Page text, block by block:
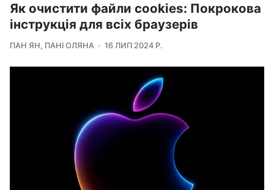
Як очистити файли cookies: Покрокова
інструкція для всіх браузерів
ПАН ЯН, ПАНІ ОЛЯНА 16 ЛИП 2024 Р.